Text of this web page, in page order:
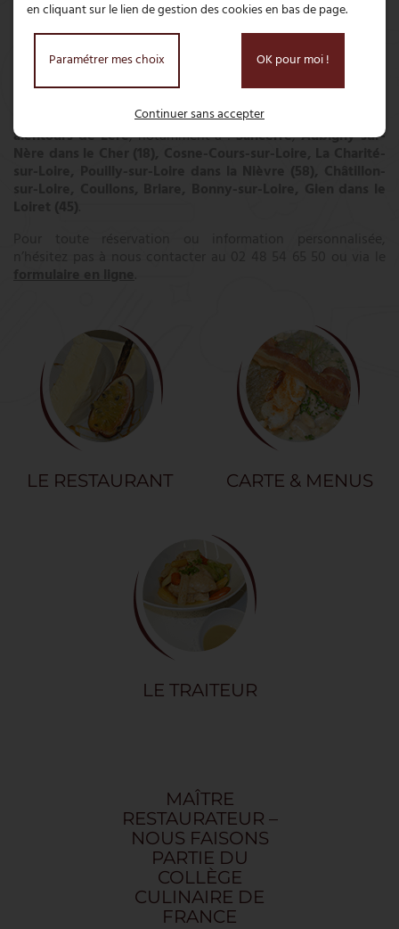
RÉGALEZ-VOUS !
Petits et grands, enfamille ou entreamis, tentez
aux saveurs véritables, où que vous soyez aux
alentours de Léré, notamment à :Sancerre,Aubigny-sur-
LE RESTAURANT CARTE & MENUS
LE TRAITEUR
MAÎTRE
RESTAURATEUR –
NOUS FAISONS
PARTIE DU
COLLÈGE
CULINAIRE DE
FRANCE
en cliquant sur le lien de gestion des cookies en bas de page.
Paramétrer mes choix OK pour moi !
Continuer sans accepter